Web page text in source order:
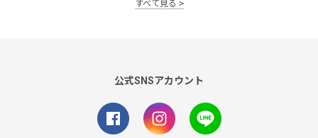
すべて見る
公式SNSアカウント